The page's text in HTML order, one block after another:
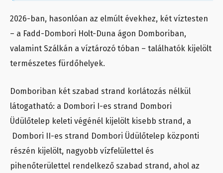
2026-ban, hasonlóan az elmúlt évekhez, két víztesten
– a Fadd-Dombori Holt-Duna ágon Domboriban,
valamint Szálkán a víztározó tóban – találhatók kijelölt
természetes fürdőhelyek.
Domboriban két szabad strand korlátozás nélkül
látogatható: a Dombori I-es strand Dombori
Üdülőtelep keleti végénél kijelölt kisebb strand, a
Dombori II-es strand Dombori Üdülőtelep központi
részén kijelölt, nagyobb vízfelülettel és
pihenőterülettel rendelkező szabad strand, ahol az